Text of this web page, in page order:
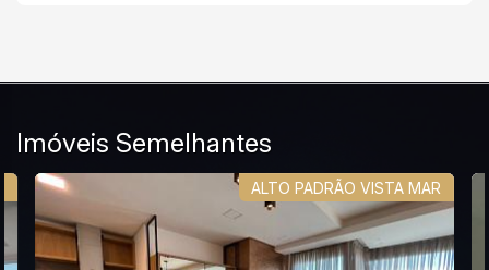
Imóveis Semelhantes
ALTO PADRÃO VISTA MAR